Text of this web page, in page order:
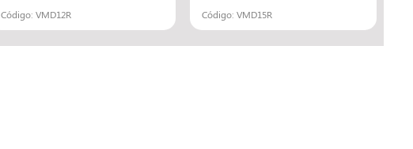
Código: VMD12R Código: VMD15R